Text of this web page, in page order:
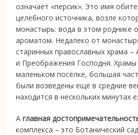
означает «персик». Это имя
целебного источника, возле
монастырь: вода в этом роднике
ароматом. Недалеко от
старинных православных храма –
и Преображения Господня.
маленьком посёлке, большая
были возведены ещё в средние
находится в нескольких минутах
Аглавная
комплекса – это Ботанический